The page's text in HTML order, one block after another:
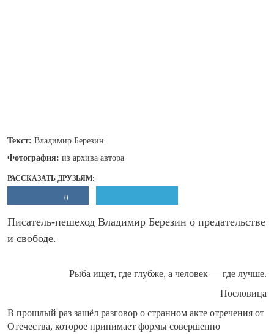
Текст: Владимир Березин
Фотография: из архива автора
РАССКАЗАТЬ ДРУЗЬЯМ:
0
Писатель-пешеход Владимир Березин о предательстве
и свободе.
Рыба ищет, где глубже, а человек — где лучше.
Пословица
В прошлый раз зашёл разговор о странном акте отречения от
Отечества, которое принимает формы совершенно